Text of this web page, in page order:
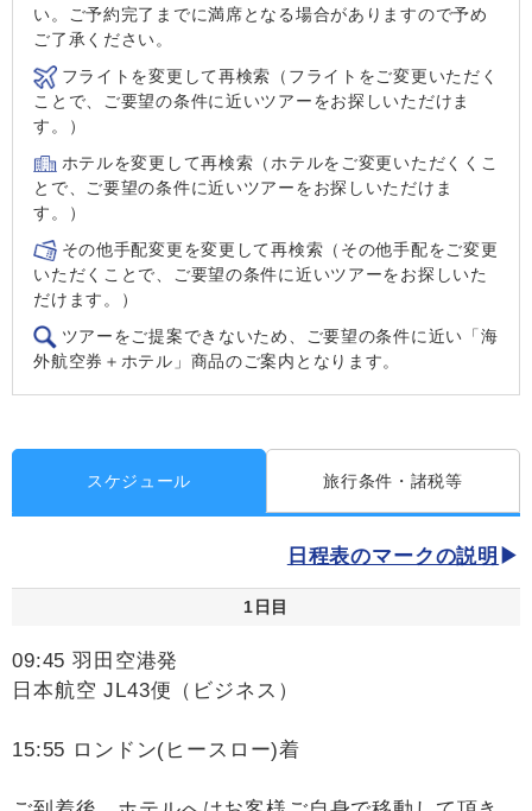
い。ご予約完了までに満席となる場合がありますので予め
ご了承ください。
フライトを変更して再検索（フライトをご変更いただく
ことで、ご要望の条件に近いツアーをお探しいただけま
す。）
ホテルを変更して再検索（ホテルをご変更いただくくこ
とで、ご要望の条件に近いツアーをお探しいただけま
す。）
その他手配変更を変更して再検索（その他手配をご変更
いただくことで、ご要望の条件に近いツアーをお探しいた
だけます。）
ツアーをご提案できないため、ご要望の条件に近い「海
外航空券＋ホテル」商品のご案内となります。
スケジュール 旅行条件・諸税等
日程表のマークの説明
1日目
09:45 羽田空港発
日本航空 JL43便（ビジネス）
15:55 ロンドン(ヒースロー)着